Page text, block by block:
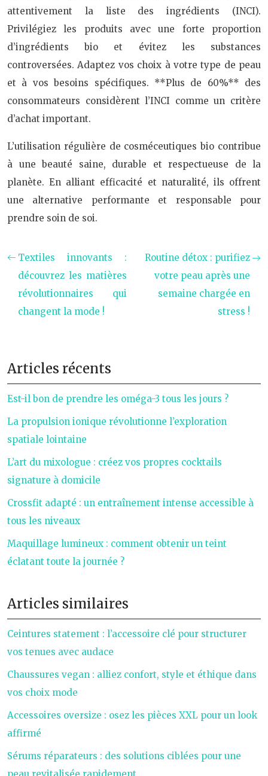
attentivement la liste des ingrédients (INCI).
Privilégiez les produits avec une forte proportion
d’ingrédients bio et évitez les substances
controversées. Adaptez vos choix à votre type de peau
et à vos besoins spécifiques. **Plus de 60%** des
consommateurs considèrent l’INCI comme un critère
d’achat important.
L’utilisation régulière de cosméceutiques bio contribue
à une beauté saine, durable et respectueuse de la
planète. En alliant efficacité et naturalité, ils offrent
une alternative performante et responsable pour
prendre soin de soi.
Textiles innovants :
découvrez les matières
révolutionnaires qui
changent la mode !
Routine détox : purifiez
votre peau après une
semaine chargée en
stress !
Articles récents
Est-il bon de prendre les oméga-3 tous les jours ?
La propulsion ionique révolutionne l’exploration
spatiale lointaine
L’art du mixologue : créez vos propres cocktails
signature à domicile
Crossfit adapté : un entraînement intense accessible à
tous les niveaux
Maquillage lumineux : comment obtenir un teint
éclatant toute la journée ?
Articles similaires
Ceintures statement : l’accessoire clé pour structurer
vos tenues avec audace
Chaussures vegan : alliez confort, style et éthique dans
vos choix mode
Accessoires oversize : osez les pièces XXL pour un look
affirmé
Sérums réparateurs : des solutions ciblées pour une